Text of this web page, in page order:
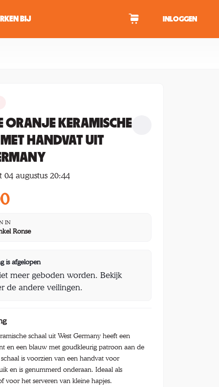
BIJ INLOGGEN
ORANJE KERAMISCHE
HANDVAT UIT
04 augustus 20:44
IN
Ronse
is afgelopen
meer geboden worden. Bekijk
de andere veilingen.
schaal uit West Germany heeft een
en een blauw met goudkleurig patroon aan de
is voorzien van een handvat voor
en is genummerd onderaan. Ideaal als
voor het serveren van kleine hapjes.